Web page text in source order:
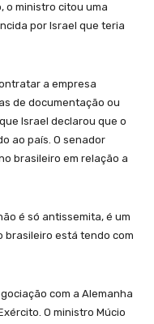
o ministro citou uma
por Israel que teria
a empresa
de documentação ou
Israel declarou que o
ao país. O senador
brasileiro em relação a
é só antissemita, é um
brasileiro está tendo com
com a Alemanha
O ministro Múcio